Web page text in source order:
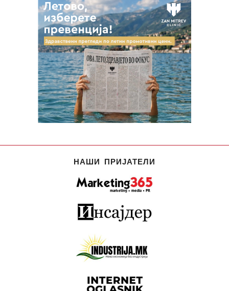
НАШИ ПРИЈАТЕЛИ